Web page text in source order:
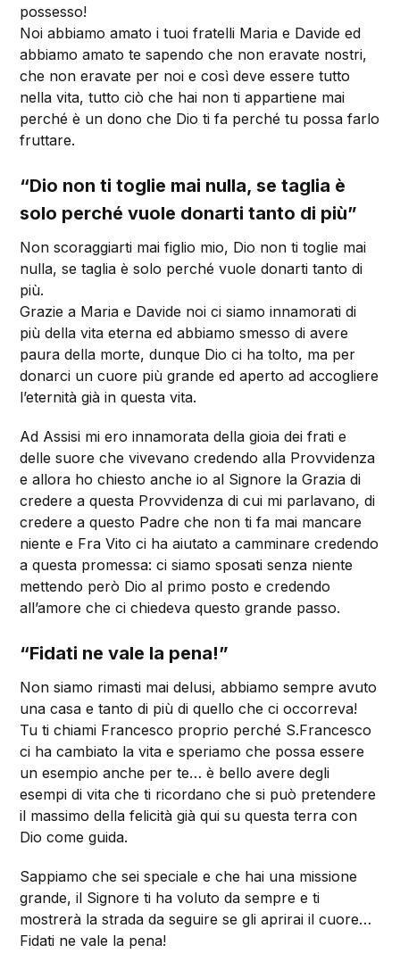
possesso!
Noi abbiamo amato i tuoi fratelli Maria e Davide ed
abbiamo amato te sapendo che non eravate nostri,
che non eravate per noi e così deve essere tutto
nella vita, tutto ciò che hai non ti appartiene mai
perché è un dono che Dio ti fa perché tu possa farlo
fruttare.
“Dio non ti toglie mai nulla, se taglia è
solo perché vuole donarti tanto di più”
Non scoraggiarti mai figlio mio, Dio non ti toglie mai
nulla, se taglia è solo perché vuole donarti tanto di
più.
Grazie a Maria e Davide noi ci siamo innamorati di
più della vita eterna ed abbiamo smesso di avere
paura della morte, dunque Dio ci ha tolto, ma per
donarci un cuore più grande ed aperto ad accogliere
l’eternità già in questa vita.
Ad Assisi mi ero innamorata della gioia dei frati e
delle suore che vivevano credendo alla Provvidenza
e allora ho chiesto anche io al Signore la Grazia di
credere a questa Provvidenza di cui mi parlavano, di
credere a questo Padre che non ti fa mai mancare
niente e Fra Vito ci ha aiutato a camminare credendo
a questa promessa: ci siamo sposati senza niente
mettendo però Dio al primo posto e credendo
all’amore che ci chiedeva questo grande passo.
“Fidati ne vale la pena!”
Non siamo rimasti mai delusi, abbiamo sempre avuto
una casa e tanto di più di quello che ci occorreva!
Tu ti chiami Francesco proprio perché S.Francesco
ci ha cambiato la vita e speriamo che possa essere
un esempio anche per te… è bello avere degli
esempi di vita che ti ricordano che si può pretendere
il massimo della felicità già qui su questa terra con
Dio come guida.
Sappiamo che sei speciale e che hai una missione
grande, il Signore ti ha voluto da sempre e ti
mostrerà la strada da seguire se gli aprirai il cuore…
Fidati ne vale la pena!